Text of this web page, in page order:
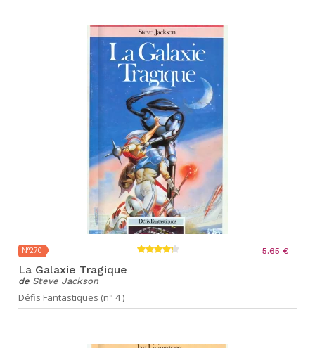
N°270 5.65 €
La Galaxie Tragique
de Steve Jackson
Défis Fantastiques (n° 4 )